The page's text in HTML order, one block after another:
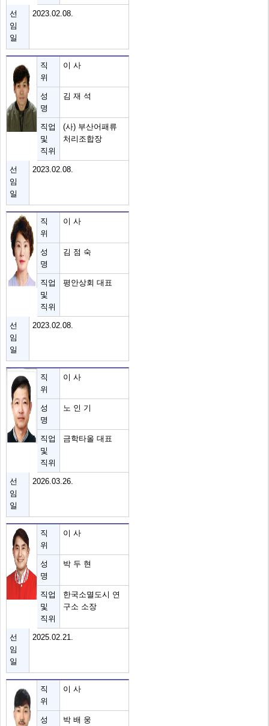
선
임
일
2023.02.08.
직
위
이 사
성
명
김 재 석
직업
및
직위
(사) 부산어패류
처리조합장
선
임
일
2023.02.08.
직
위
이 사
성
명
김 점 숙
직업
및
직위
평안상회 대표
선
임
일
2023.02.08.
직
위
이 사
성
명
노 인 기
직업
및
직위
금학타올 대표
선
임
일
2026.03.26.
직
위
이 사
성
명
박 두 현
직업
및
직위
한국소멸도시 연
구소 소장
선
임
일
2025.02.21.
직
위
이 사
성
박 배 웅